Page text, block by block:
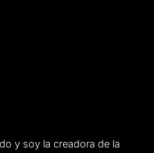
y soy la creadora de la